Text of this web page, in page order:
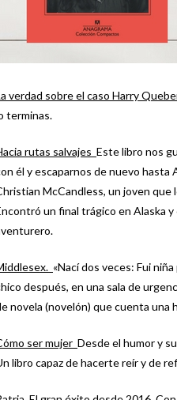
verdad sobre el caso Harry
terminas.
rutas salvajes Este libro nos
él y escaparnos de nuevo hasta
McCandless, un joven que
un final trágico en Alaska
«Nací dos veces: Fui
después, en una sala de
novela (novelón) que cuenta una
ser mujer Desde el humor y
libro capaz de hacerte reír y de